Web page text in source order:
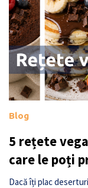
Blog
5 rețete
care le poți
Dacă îți plac